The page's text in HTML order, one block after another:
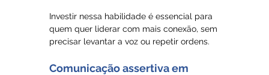
Investir nessa habilidade é essencial para
quem quer liderar com mais conexão, sem
precisar levantar a voz ou repetir ordens.
Comunicação assertiva em